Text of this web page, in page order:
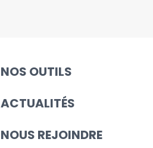
NOS OUTILS
ACTUALITÉS
NOUS REJOINDRE